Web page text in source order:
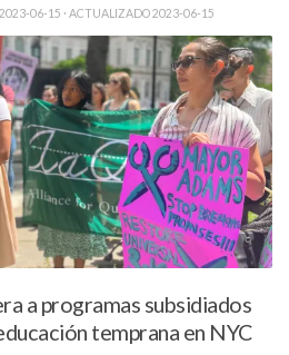
2023-06-15 · ACTUALIZADO2023-06-15
a programas subsidiados
temprana en NYC